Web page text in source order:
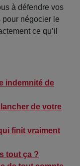
à défendre vos
négocier le
ce qu’il
indemnité de
de votre
finit vraiment
tout ça ?